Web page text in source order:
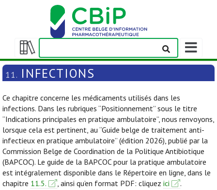
Afficher/masquer
la
table
matières
Afficher/
la
barre
navigation
11. INFECTIONS
Ce chapitre concerne les médicaments utilisés dans les
infections. Dans les rubriques “Positionnement” sous le titre
“Indications principales en pratique ambulatoire”, nous renvoyons,
lorsque cela est pertinent, au “Guide belge de traitement anti-
infectieux en pratique ambulatoire” (édition 2026), publié par la
Commission Belge de Coordination de la Politique Antibiotique
(BAPCOC). Le guide de la BAPCOC pour la pratique ambulatoire
est intégralement disponible dans le Répertoire en ligne, dans le
chapitre 11.5. , ainsi qu’en format PDF: cliquez ici
.